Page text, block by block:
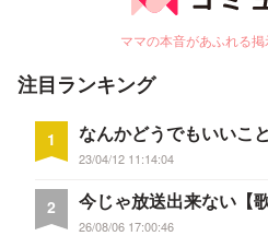
ママの本音があふれる
注目ランキング
1 なんかどうでもいいこ
23/04/12 11:14:04
2 今じゃ放送出来ない【
26/08/06 17:00:46